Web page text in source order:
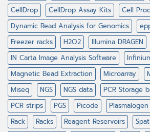
CellDrop
CellDrop Assay Kits Cell
Dynamic Read Analysis for Genomics
Freezer racks
H2O2
Illumina DRAGEN
IN Carta Image Analysis Software
Magnetic Bead Extraction
Microarray
Miseq
NGS NGS data PCR Storage
PCR strips
PGS Picode Plasmalogen
Rack
Racks Reagent Reservoirs